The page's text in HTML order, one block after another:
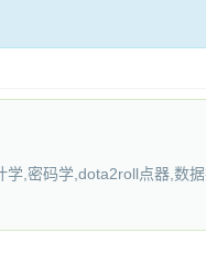
,密码学,dota2roll点器,数